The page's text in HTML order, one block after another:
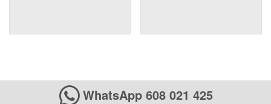
WhatsApp 608 021 425